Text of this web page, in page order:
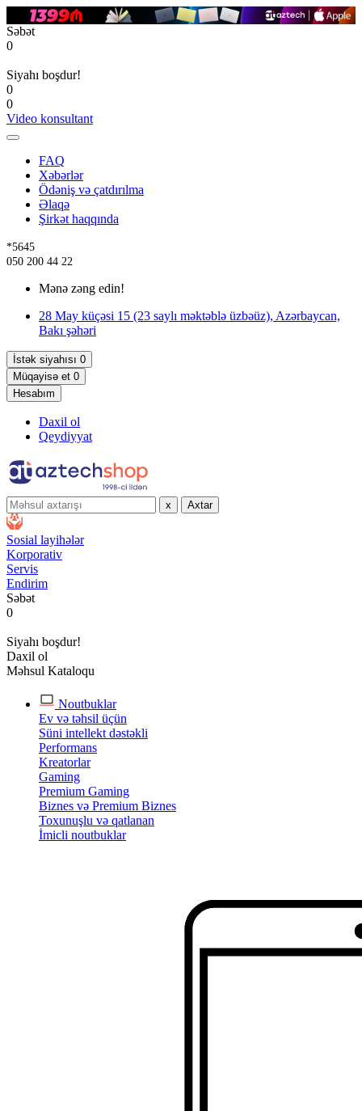
Səbət
0
Siyahı boşdur!
0
0
Video konsultant
FAQ
Xəbərlər
Ödəniş və çatdırılma
Əlaqə
Şirkət haqqında
*5645
050 200 44 22
Mənə zəng edin!
28 May küçəsi 15 (23 saylı məktəblə üzbəüz), Azərbaycan,
Bakı şəhəri
İstək siyahısı 0
Müqayisə et 0
Hesabım
Daxil ol
Qeydiyyat
x Axtar
Sosial layihələr
Korporativ
Servis
Endirim
Səbət
0
Siyahı boşdur!
Daxil ol
Məhsul Kataloqu
Noutbuklar
Ev və təhsil üçün
Süni intellekt dəstəkli
Performans
Kreatorlar
Gaming
Premium Gaming
Biznes və Premium Biznes
Toxunuşlu və qatlanan
İmicli noutbuklar